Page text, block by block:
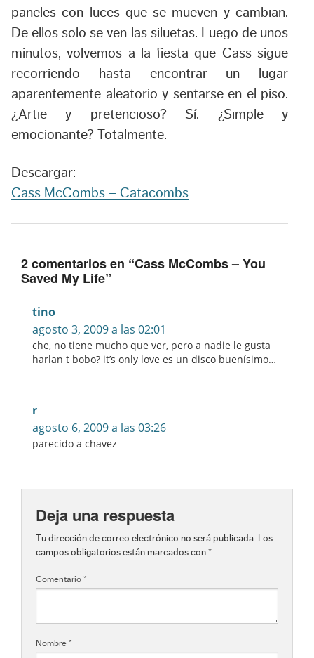
paneles con luces que se mueven y cambian.
De ellos solo se ven las siluetas. Luego de unos
minutos, volvemos a la fiesta que Cass sigue
recorriendo hasta encontrar un lugar
aparentemente aleatorio y sentarse en el piso.
¿Artie y pretencioso? Sí. ¿Simple y
emocionante? Totalmente.
Descargar:
Cass McCombs – Catacombs
2 comentarios en “Cass McCombs – You
Saved My Life”
tino
agosto 3, 2009 a las 02:01
che, no tiene mucho que ver, pero a nadie le gusta
harlan t bobo? it’s only love es un disco buenísimo…
r
agosto 6, 2009 a las 03:26
parecido a chavez
Deja una respuesta
Tu dirección de correo electrónico no será publicada. Los
campos obligatorios están marcados con *
Comentario *
Nombre *